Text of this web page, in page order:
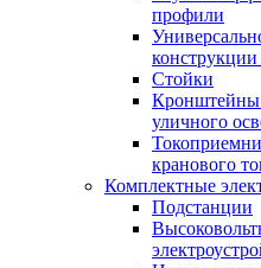
профили
Стойки
Кронштейны
уличного
кранового
Комплектные
Подстанции